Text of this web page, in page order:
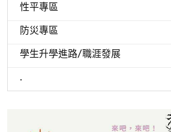
性平專區
防災專區
學生升學進路/職涯發展
.